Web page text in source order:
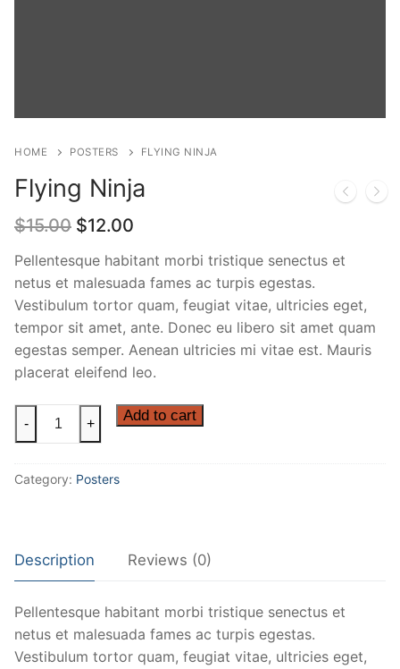
HOME POSTERS FLYING NINJA
Flying Ninja
$15.00 $12.00
Pellentesque habitant morbi tristique senectus et
netus et malesuada fames ac turpis egestas.
Vestibulum tortor quam, feugiat vitae, ultricies eget,
tempor sit amet, ante. Donec eu libero sit amet quam
egestas semper. Aenean ultricies mi vitae est. Mauris
placerat eleifend leo.
- + Add to cart
Category: Posters
Description Reviews (0)
Pellentesque habitant morbi tristique senectus et
netus et malesuada fames ac turpis egestas.
Vestibulum tortor quam, feugiat vitae, ultricies eget,